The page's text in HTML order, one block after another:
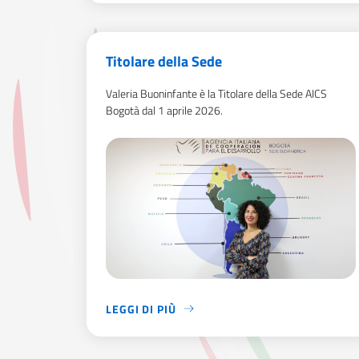
Titolare della Sede
Valeria Buoninfante è la Titolare della Sede AICS
Bogotà dal 1 aprile 2026.
LEGGI DI PIÙ
VALERIA BUONINFANTE È LA TITOLARE